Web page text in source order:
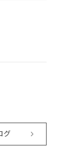
グ